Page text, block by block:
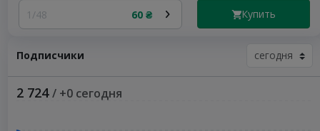
1/48 60 ₴ Купить
Подписчики
2 724/ +0 сегодня